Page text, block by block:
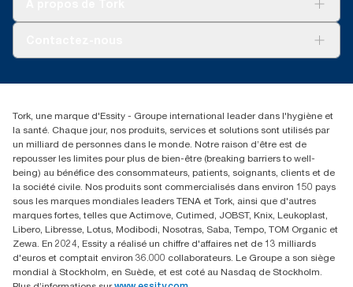
Réclamation pour distributeurs
02 766 05 30
Essity Belgium NV
Berkenlaan 8B
1831 MACHELEN
Tork, une marque d'Essity - Groupe international leader dans l'hygiène et
la santé. Chaque jour, nos produits, services et solutions sont utilisés par
un milliard de personnes dans le monde. Notre raison d’être est de
repousser les limites pour plus de bien-être (breaking barriers to well-
being) au bénéfice des consommateurs, patients, soignants, clients et de
la société civile. Nos produits sont commercialisés dans environ 150 pays
sous les marques mondiales leaders TENA et Tork, ainsi que d'autres
marques fortes, telles que Actimove, Cutimed, JOBST, Knix, Leukoplast,
Libero, Libresse, Lotus, Modibodi, Nosotras, Saba, Tempo, TOM Organic et
Zewa. En 2024, Essity a réalisé un chiffre d'affaires net de 13 milliards
d'euros et comptait environ 36.000 collaborateurs. Le Groupe a son siège
mondial à Stockholm, en Suède, et est coté au Nasdaq de Stockholm.